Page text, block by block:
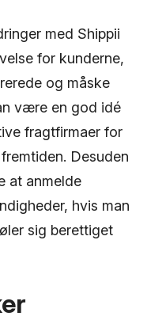
med Shippii
for kunderne,
og måske
være en god idé
fragtfirmaer for
Desuden
at anmelde
hvis man
sig berettiget